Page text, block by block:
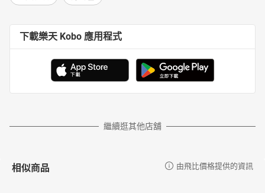
下載樂天 Kobo 應用程式
繼續逛其他店舖
相似商品 由飛比價格提供的資訊